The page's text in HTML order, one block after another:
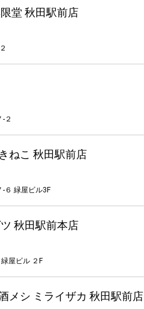
堂 秋田駅前店
２
ねこ 秋田駅前店
６ 緑屋ビル3F
秋田駅前本店
屋ビル ２F
メシ ミライザカ 秋田駅前店